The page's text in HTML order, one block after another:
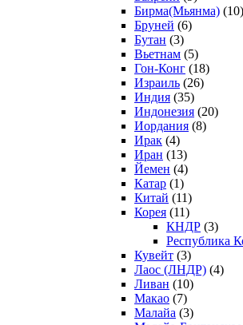
Бирма(Мьянма) (10)
Бруней (6)
Бутан (3)
Вьетнам (5)
Гон-Конг (18)
Израиль (26)
Индия (35)
Индонезия (20)
Иордания (8)
Ирак (4)
Иран (13)
Йемен (4)
Катар (1)
Китай (11)
Корея (11)
КНДР (3)
Республика
Кувейт (3)
Лаос (ЛНДР) (4)
Ливан (10)
Макао (7)
Малайа (3)